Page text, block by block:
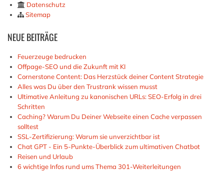
Datenschutz
Sitemap
NEUEBEITRÄGE
Feuerzeuge bedrucken
Offpage-SEO und die Zukunft mit KI
Cornerstone Content: Das Herzstück deiner Content Strategie
Alles was Du über den Trustrank wissen musst
Ultimative Anleitung zu kanonischen URLs: SEO-Erfolg in drei
Schritten
Caching? Warum Du Deiner Webseite einen Cache verpassen
solltest
SSL-Zertifizierung: Warum sie unverzichtbar ist
Chat GPT - Ein 5-Punkte-Überblick zum ultimativen Chatbot
Reisen und Urlaub
6 wichtige Infos rund ums Thema 301-Weiterleitungen